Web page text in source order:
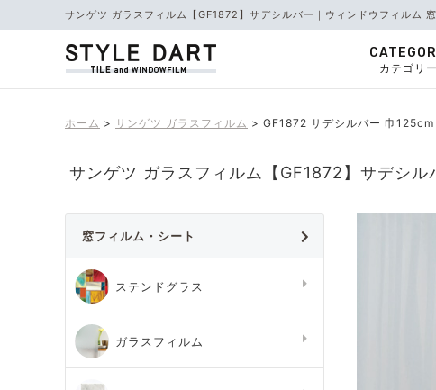
サンゲツ ガラスフィルム【GF1872】サデシルバー｜ウィンドウフィルム
カテゴリー
ホーム サンゲツ ガラスフィルム GF1872 サデシルバー 巾
サンゲツ ガラスフィルム【GF1872】サデシ
窓フィルム・シート
ステンドグラス
ガラスフィルム